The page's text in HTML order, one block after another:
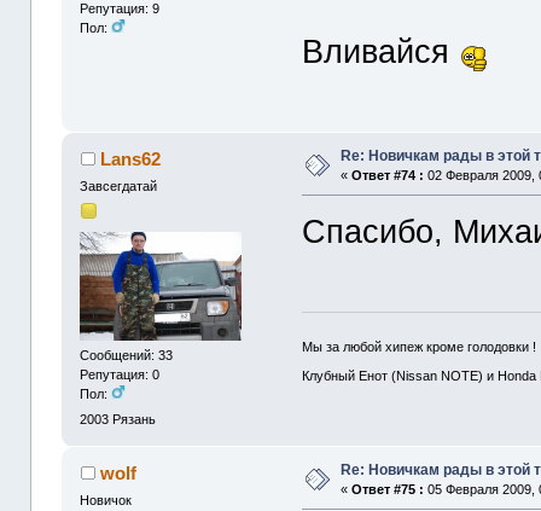
Репутация: 9
Пол:
Вливайся
Lans62
Завсегдатай
Сообщений: 33
Репутация: 0
Пол:
2003 Рязань
Re: Новичкам рады в этой
«Ответ #74 : 02 Февраля 2009,
Спасибо,
Мы за любой хипеж кроме голодовки !
Клубный Енот (Nissan NOTE) и
wolf
Новичок
Re: Новичкам рады в этой
«Ответ #75 : 05 Февраля 2009,